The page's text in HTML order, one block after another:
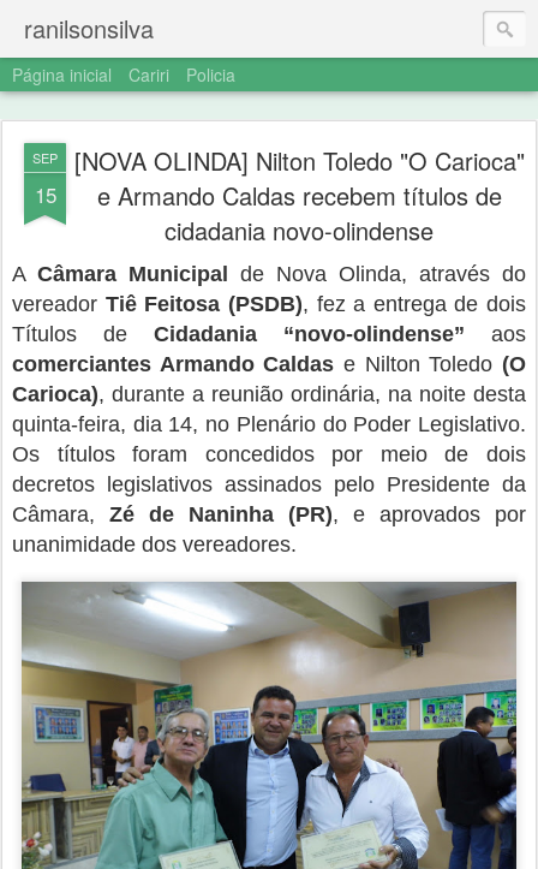
ranilsonsilva
Página inicial Cariri Policia
SEP
15
[NOVA OLINDA] Nilton Toledo "O Carioca"
e Armando Caldas recebem títulos de
cidadania novo-olindense
A Câmara Municipal
de Nova Olinda, através do
vereador Tiê Feitosa (PSDB), fez a entrega de dois
Títulos de Cidadania “novo-olindense” aos
comerciantes Armando Caldas e Nilton Toledo (O
Carioca), durante a reunião ordinária, na noite desta
quinta-feira, dia 14, no Plenário do Poder Legislativo.
Os títulos foram concedidos por meio de dois
decretos legislativos assinados pelo Presidente da
Câmara, Zé de Naninha (PR), e aprovados por
unanimidade dos vereadores.